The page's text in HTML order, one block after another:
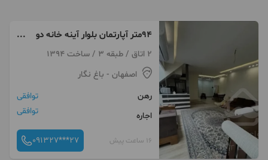
۹۴متر آپارتمان بلوار آینه خانه دو
قدمی رودخانه
2 اتاق / طبقه 3 / ساخت 1394
اصفهان - باغ نگار
رهن
توافقی
اجاره
توافقی
16 ساعت پیش 091327***27